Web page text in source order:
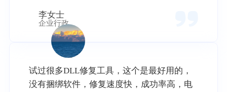
李女士
企业行政
试过很多DLL修复工具，这个是最好用的，
没有捆绑软件，修复速度快，成功率高，电